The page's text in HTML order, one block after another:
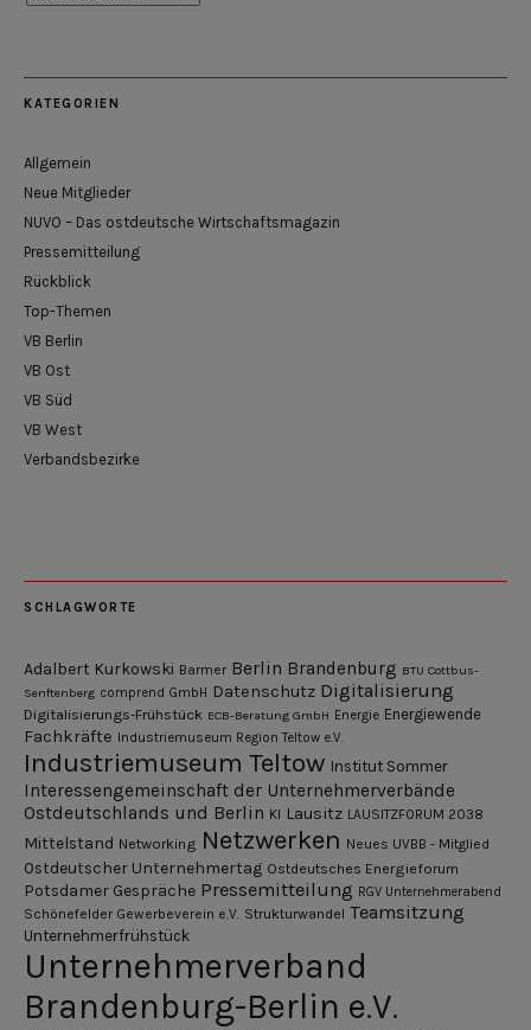
KATEGORIEN
Allgemein
Neue Mitglieder
NUVO – Das ostdeutsche Wirtschaftsmagazin
Pressemitteilung
Rückblick
Top-Themen
VB Berlin
VB Ost
VB Süd
VB West
Verbandsbezirke
SCHLAGWORTE
Adalbert Kurkowski Barmer Berlin Brandenburg BTU Cottbus-
Senftenberg comprend GmbH Datenschutz Digitalisierung
Digitalisierungs-Frühstück ECB-Beratung GmbH Energie Energiewende
Fachkräfte Industriemuseum Region Teltow e.V.
Industriemuseum Teltow Institut Sommer
Interessengemeinschaft der Unternehmerverbände
Ostdeutschlands und Berlin KI Lausitz LAUSITZFORUM 2038
Mittelstand Networking Netzwerken Neues UVBB - Mitglied
Ostdeutscher Unternehmertag Ostdeutsches Energieforum
Potsdamer Gespräche Pressemitteilung RGV Unternehmerabend
Schönefelder Gewerbeverein e.V. Strukturwandel Teamsitzung
Unternehmerfrühstück
Unternehmerverband
Brandenburg-Berlin e.V.